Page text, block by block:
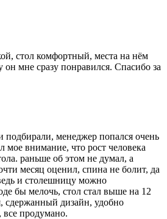
стол комфортный, места на нём
он мне сразу понравился. Спасибо за
менеджер попался очень
мое внимание, что рост человека
раньше об этом не думал, а
месяц оценил, спина не болит, да
и столешницу можно
бы мелочь, стол стал выше на 12
сдержанный дизайн, удобно
все продумано.